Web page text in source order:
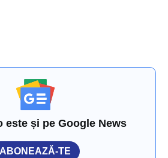
este și pe Google News
ABONEAZĂ-TE